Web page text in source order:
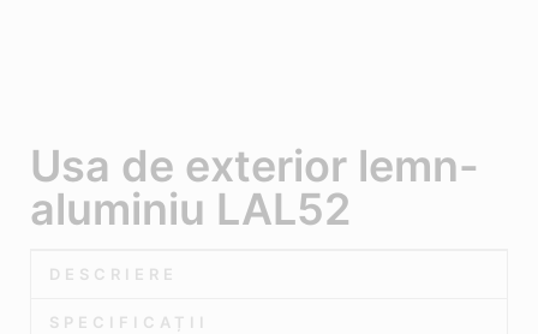
Usa de exterior lemn-
aluminiu LAL52
DESCRIERE
SPECIFICAȚII